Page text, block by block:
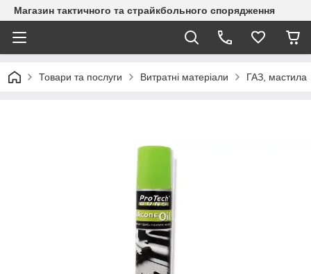
Магазин тактичного та страйкбольного спорядження
Товари та послуги Витратні матеріали ГАЗ, мастила